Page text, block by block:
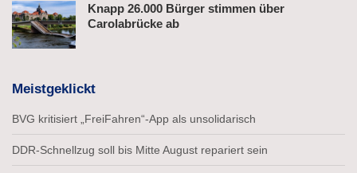
Knapp 26.000 Bürger stimmen über
Carolabrücke ab
Meistgeklickt
BVG kritisiert „FreiFahren“-App als unsolidarisch
DDR-Schnellzug soll bis Mitte August repariert sein